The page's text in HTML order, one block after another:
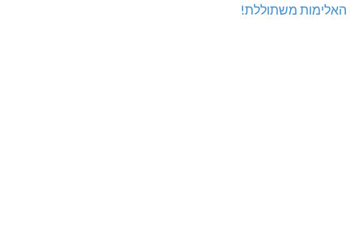
האלימות משתוללת!